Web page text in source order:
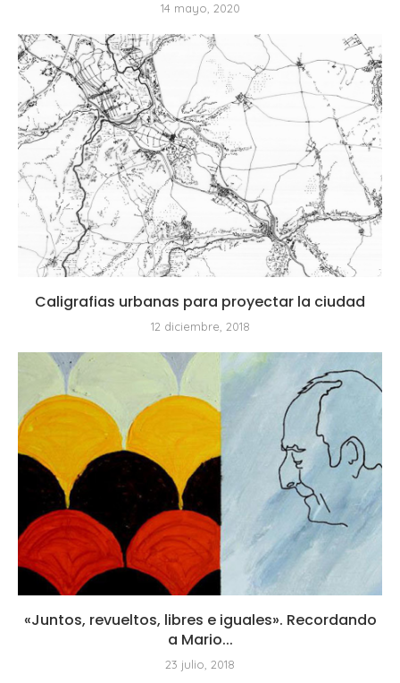
14 mayo, 2020
Caligrafias urbanas para proyectar la ciudad
12 diciembre, 2018
«Juntos, revueltos, libres e iguales». Recordando
a Mario...
23 julio, 2018